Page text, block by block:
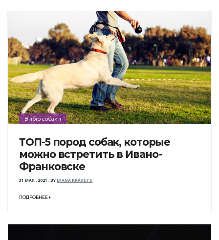
Вибір собаки
ТОП-5 пород собак, которые
можно встретить в Ивано-
Франковске
31 МАЯ , 2021 ,BYDIANA KRAVETS
ПОДРОБНЕЕ